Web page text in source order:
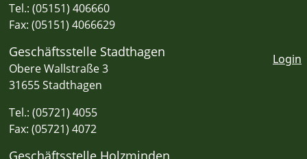
Tel.: (05151) 406660
Fax: (05151) 4066629
Geschäftsstelle Stadthagen
Obere Wallstraße 3
31655 Stadthagen
Tel.: (05721) 4055
Fax: (05721) 4072
Geschäftsstelle Holzminden
Login